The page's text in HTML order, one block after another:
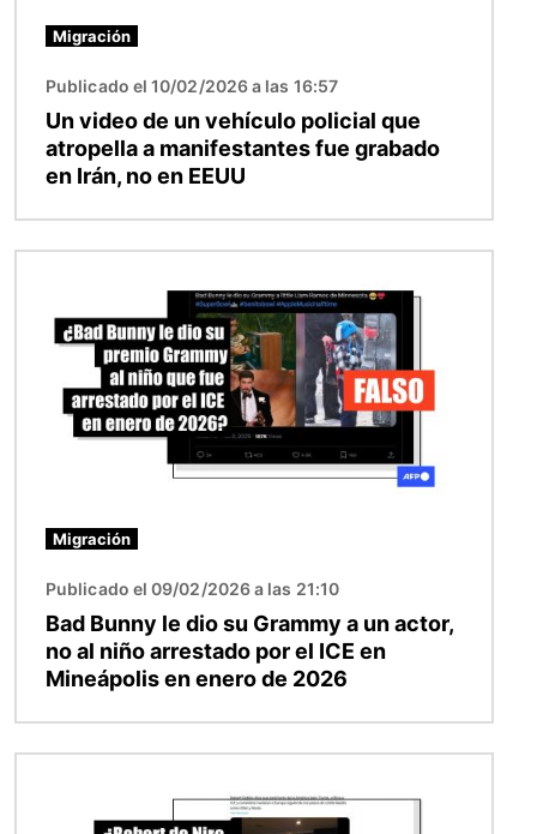
Migración
Publicado el 10/02/2026 a las 16:57
Un video de un vehículo policial que
atropella a manifestantes fue grabado
en Irán, no en EEUU
Migración
Publicado el 09/02/2026 a las 21:10
Bad Bunny le dio su Grammy a un actor,
no al niño arrestado por el ICE en
Mineápolis en enero de 2026